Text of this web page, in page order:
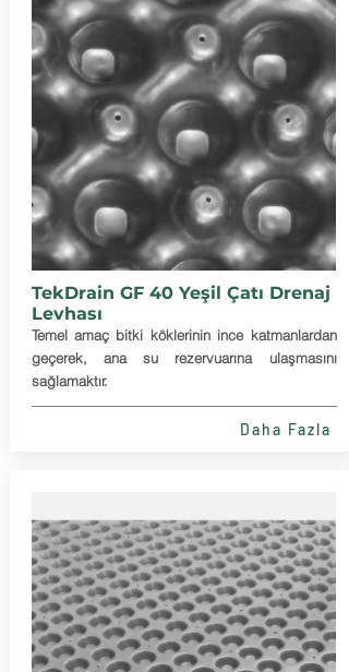
TekDrain GF 40 Yeşil Çatı Drenaj
Levhası
Temel amaç bitki köklerinin ince katmanlardan
geçerek, ana su rezervuarına ulaşmasını
sağlamaktır.
Daha Fazla